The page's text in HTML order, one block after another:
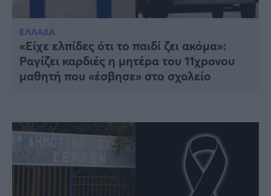
Υγεία
Γυναίκα
Καιρός
ΕΛΛΑΔΑ
«Είχε ελπίδες ότι το παιδί ζει ακόμα»:
Ραγίζει καρδιές η μητέρα του 11χρονου
μαθητή που «έσβησε» στο σχολείο